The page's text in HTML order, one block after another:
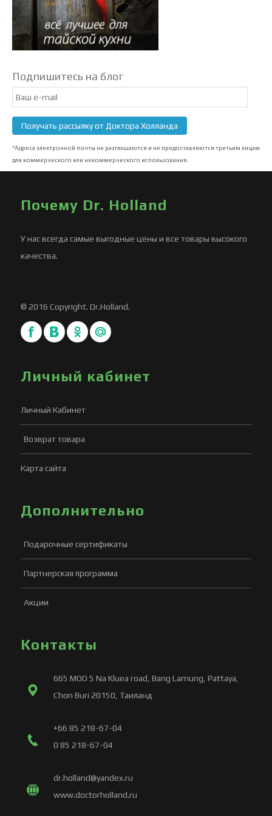
Подпишитесь на блог
Получать рассылку от Доктора Холланда
*Адреса электронной почты не разглашаются и не предоставляются третьим лицам
для коммерческого или некоммерческого использования.
Почему Dr. Holland
У нас всегда самые выгодные цены и все товары высокого
качества.
© 2016 Copyright. Dr.Holland.
Личный кабинет
Личный Кабинет
Возврат товара
Карта сайта
Дополнительно
Подарочные сертификаты
Партнерская программа
Акции
Контакты
665 MOO 5 Na Kluea road, Bang Lamung, Pattaya,
Chon Buri 20150, Таиланд
+66 85 218-67-04
0 85 218-67-04
dr.holland@yandex.ru
www.doctorholland.ru